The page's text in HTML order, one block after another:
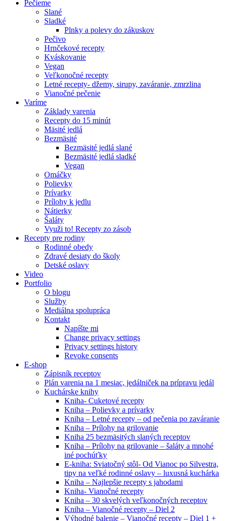
Pečieme
Slané
Sladké
Plnky a polevy do zákuskov
Pečivo
Hrnčekové recepty
Kváskovanie
Vegan
Veľkonočné recepty
Letné recepty- džemy, sirupy, zaváranie, zmrzlina
Vianočné pečenie
Varíme
Základy varenia
Recepty do 15 minút
Mäsité jedlá
Bezmäsité
Bezmäsité jedlá slané
Bezmäsité jedlá sladké
Vegan
Omáčky
Polievky
Prívarky
Prílohy k jedlu
Nátierky
Šaláty
Využi to! Recepty zo zásob
Recepty pre rodiny
Rodinné obedy
Zdravé desiaty do školy
Detské oslavy
Video
Portfolio
O blogu
Služby
Mediálna spolupráca
Kontakt
Napíšte mi
Change privacy settings
Privacy settings history
Revoke consents
E-shop
Zápisník receptov
Plán varenia na 1 mesiac, jedálniček na prípravu jedál
Kuchárske knihy
Kniha- Cuketové recepty
Kniha – Polievky a prívarky
Kniha – Letné recepty – od pečenia po zaváranie
Kniha – Prílohy na grilovanie
Kniha 25 bezmäsitých slaných receptov
Kniha – Prílohy na grilovanie – šaláty a mnohé
iné pochúťky
E-kniha: Sviatočný stôl- Od Vianoc po Silvestra,
tipy na veľké rodinné oslavy – luxusná kuchárka
Kniha – Najlepšie recepty s jahodami
Kniha- Vianočné recepty
Kniha – 30 skvelých veľkonočných receptov
Kniha – Vianočné recepty – Diel 2
Výhodné balenie – Vianočné recepty – Diel 1 +